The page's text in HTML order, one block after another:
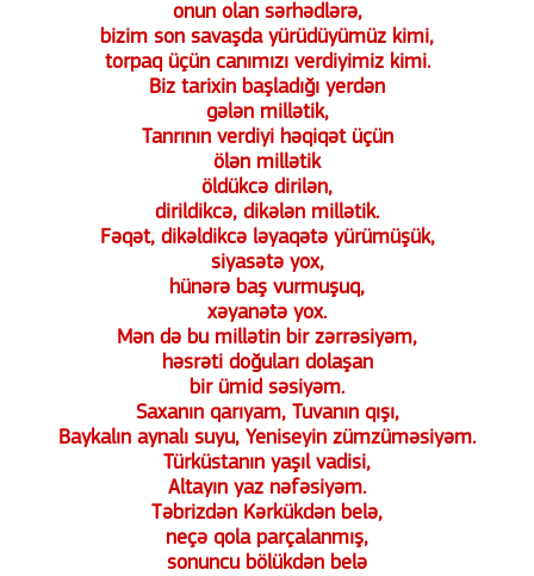
onun olan sərhədlərə,
bizim son savaşda yürüdüyümüz kimi,
torpaq üçün canımızı verdiyimiz kimi.
Biz tarixin başladığı yerdən
gələn millətik,
Tanrının verdiyi həqiqət üçün
ölən millətik
öldükcə dirilən,
dirildikcə, dikələn millətik.
Fəqət, dikəldikcə ləyaqətə yürümüşük,
siyasətə yox,
hünərə baş vurmuşuq,
xəyanətə yox.
Mən də bu millətin bir zərrəsiyəm,
həsrəti doğuları dolaşan
bir ümid səsiyəm.
Saxanın qarıyam, Tuvanın qışı,
Baykalın aynalı suyu, Yeniseyin zümzüməsiyəm.
Türküstanın yaşıl vadisi,
Altayın yaz nəfəsiyəm.
Təbrizdən Kərkükdən belə,
neçə qola parçalanmış,
sonuncu bölükdən belə